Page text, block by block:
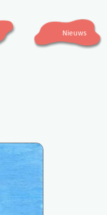
Nieuws